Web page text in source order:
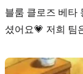
블룸 클로즈 베타
셨어요💗 저희 팀